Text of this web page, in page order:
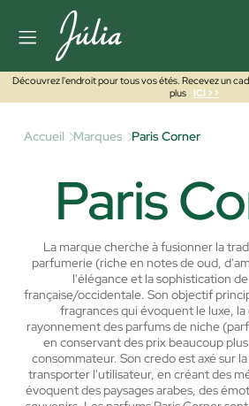
Découvrez l'endroit pour tous vos étés. Recevez un
plus
ICI >>
Accueil Marques Paris Corner
Paris
La marque cherche à fusionner la
parfumerie (riche en notes de oud,
l'élégance et la sophistication
française/occidentale. Son objectif
fragrances qui évoquent le luxe,
rayonnement des parfums de niche
en conservant des prix beaucoup
consommateur. Son credo est axé sur
transporter l'utilisateur, en créant des
évoquent des paysages arabes, des